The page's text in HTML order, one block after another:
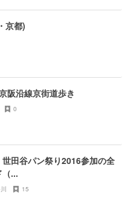
京都)
阪沿線京街道歩き
0
田谷パン祭り2016参加の全
...
15